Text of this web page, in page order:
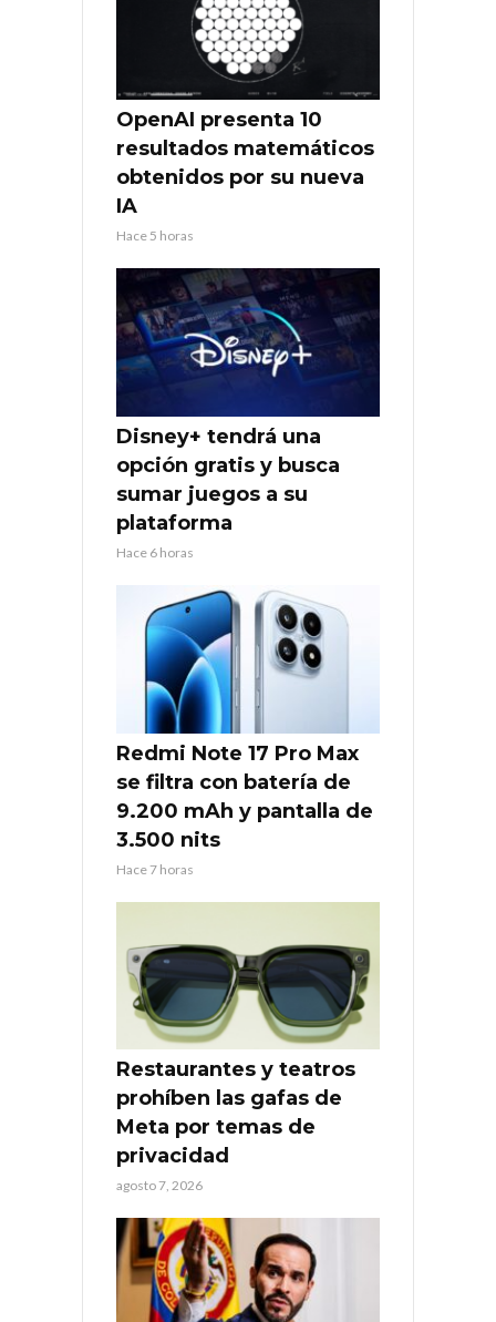
OpenAI presenta 10
resultados matemáticos
obtenidos por su nueva
IA
Hace 5 horas
Disney+ tendrá una
opción gratis y busca
sumar juegos a su
plataforma
Hace 6 horas
Redmi Note 17 Pro Max
se filtra con batería de
9.200 mAh y pantalla de
3.500 nits
Hace 7 horas
Restaurantes y teatros
prohíben las gafas de
Meta por temas de
privacidad
agosto 7, 2026